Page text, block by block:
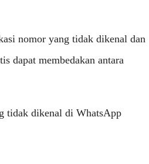
nomor yang tidak dikenal dan
dapat membedakan antara
tidak dikenal di WhatsApp